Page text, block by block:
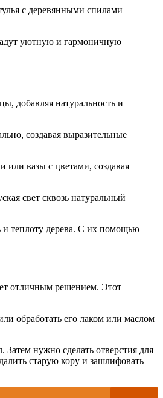
с деревянными спилами
уютную и гармоничную
добавляя натуральность и
создавая выразительные
или вазы с цветами, создавая
свет сквозь натуральный
и теплоту дерева. С их помощью
отличным решением. Этот
обработать его лаком или маслом
нужно сделать отверстия для
старую кору и зашлифовать